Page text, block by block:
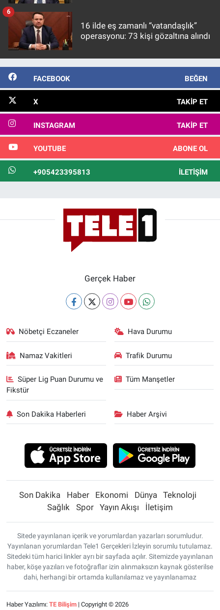
16 ilde eş zamanlı “vatandaşlık”
operasyonu: 73 kişi gözaltına alındı
6
FACEBOOK BEĞEN
X TAKIP ET
INSTAGRAM TAKIP ET
YOUTUBE ABONE OL
+905423395813 İLETIŞIM
Gerçek Haber
Nöbetçi Eczaneler Hava Durumu
Namaz Vakitleri Trafik Durumu
Süper Lig Puan Durumu ve
Fikstür
Tüm Manşetler
Son Dakika Haberleri Haber Arşivi
Son Dakika Haber Ekonomi Dünya
Teknoloji
Sağlık
Spor Yayın Akışı İletişim
Sitede yayınlanan içerik ve yorumlardan yazarları sorumludur.
Yayınlanan yorumlardan Tele1 Gerçekleri İzleyin sorumlu tutulamaz.
Sitedeki tüm harici linkler ayrı bir sayfada açılır. Sitemizde yayınlanan
haber, köşe yazıları ve fotoğraflar izin alınmaksızın kaynak gösterilse
dahi, herhangi bir ortamda kullanılamaz ve yayınlanamaz
Haber Yazılımı: TE Bilişim| Copyright © 2026